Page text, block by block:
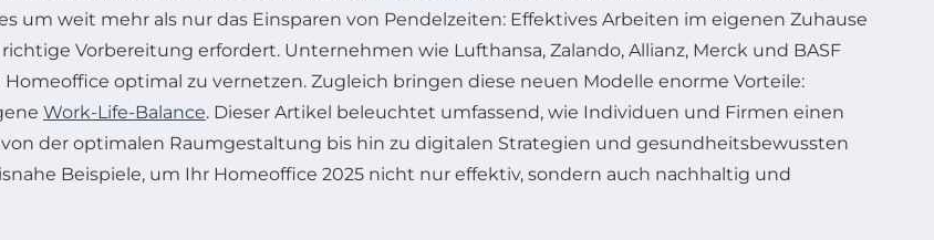
um weit mehr als nur das Einsparen von Pendelzeiten: Effektives Arbeiten im eigenen Zuhause
Vorbereitung erfordert. Unternehmen wie Lufthansa, Zalando, Allianz, Merck und BASF
optimal zu vernetzen. Zugleich bringen diese neuen Modelle enorme Vorteile:
Work-Life-Balance. Dieser Artikel beleuchtet umfassend, wie Individuen und Firmen einen
der optimalen Raumgestaltung bis hin zu digitalen Strategien und gesundheitsbewussten
Beispiele, um Ihr Homeoffice 2025 nicht nur effektiv, sondern auch nachhaltig und